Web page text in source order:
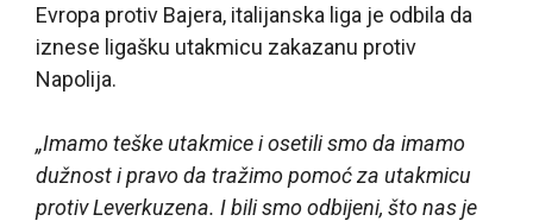
Evropa protiv Bajera, italijanska liga je odbila da
iznese ligašku utakmicu zakazanu protiv
Napolija.
„Imamo teške utakmice i osetili smo da imamo
dužnost i pravo da tražimo pomoć za utakmicu
protiv Leverkuzena. I bili smo odbijeni, što nas je